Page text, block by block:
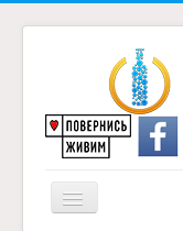
Перемикач
навігації